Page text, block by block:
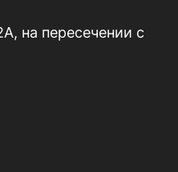
на пересечении с